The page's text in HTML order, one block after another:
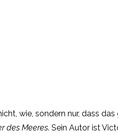
wie, sondern nur, dass
des Meeres. Sein Autor ist